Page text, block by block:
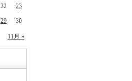
11月 »
22 23
29 30